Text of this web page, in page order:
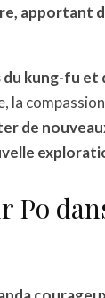
apportant
kung-fu et
la
de
Po